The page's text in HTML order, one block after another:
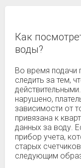
Как
воды?
Во время подачи
следить за тем,
нарушено,
зависимости от
привязана к
данных за воду.
прибор учета,
старых
следующим